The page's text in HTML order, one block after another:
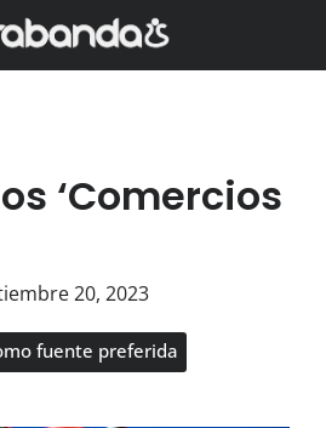
‘Comercios
20, 2023
fuente preferida